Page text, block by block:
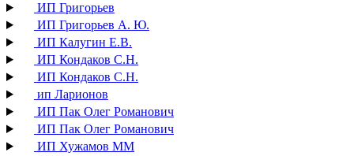
ИП Григорьев
ИП Григорьев А. Ю.
ИП Калугин Е.В.
ИП Кондаков С.Н.
ИП Кондаков С.Н.
ип Ларионов
ИП Пак Олег Романович
ИП Пак Олег Романович
ИП Хужамов ММ